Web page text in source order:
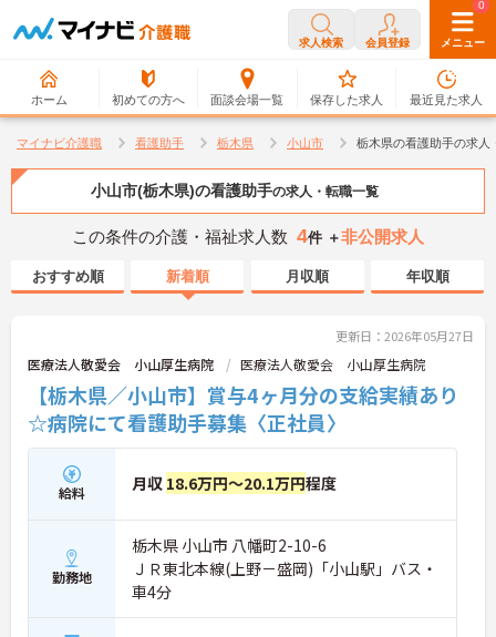
求人検索 会員登録 メニュー
ホーム 初めての方へ 面談会場一覧
0
保存した求人
0
最近見た求人
マイナビ介護職 看護助手 栃木県 小山市 栃木県の看護助手の求人
小山市(栃木県)の看護助手の求人・転職一覧
この条件の介護・福祉求人数 4件 ＋非公開求人
おすすめ順 新着順 月収順 年収順
更新日：2026年05月27日
医療法人敬愛会 小山厚生病院 医療法人敬愛会 小山厚生病院
【栃木県／小山市】賞与4ヶ月分の支給実績あり
☆病院にて看護助手募集〈正社員〉
給料 月収 18.6万円～20.1万円程度
勤務地
栃木県 小山市 八幡町2-10-6
ＪＲ東北本線(上野－盛岡)「小山駅」バス・
車4分